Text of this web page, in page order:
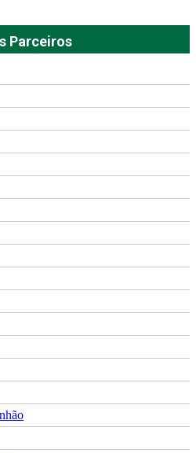
Parceiros